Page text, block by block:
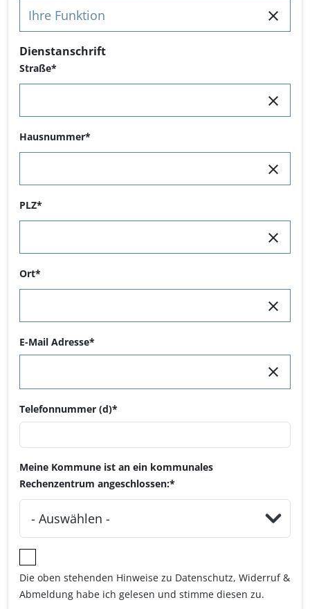
Dienstanschrift
Straße
Hausnummer
PLZ
Ort
E-Mail Adresse
Telefonnummer (d)
Meine Kommune ist an ein kommunales
Rechenzentrum angeschlossen:
Die oben stehenden Hinweise zu Datenschutz, Widerruf &
Abmeldung habe ich gelesen und stimme diesen zu.